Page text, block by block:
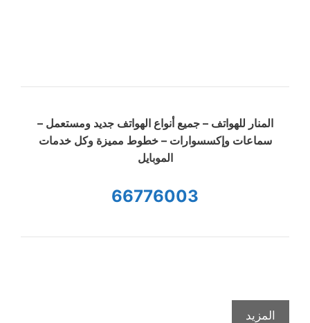
المنار للهواتف – جميع أنواع الهواتف جديد ومستعمل –
سماعات وإكسسوارات – خطوط مميزة وكل خدمات
الموبايل
66776003
المزيد